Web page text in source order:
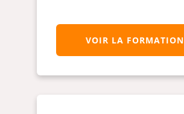
VOIR LA FORMATION